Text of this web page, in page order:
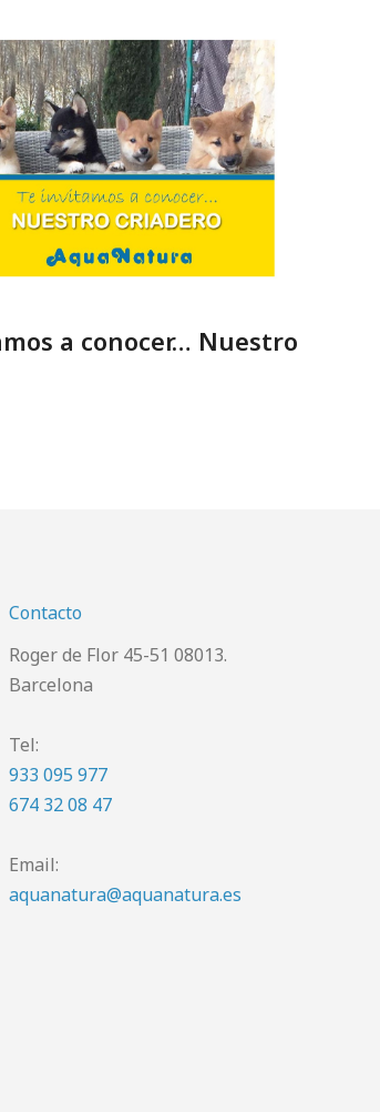
a conocer… Nuestro
Contacto
Roger de Flor 45-51 08013.
Barcelona
Tel:
933 095 977
674 32 08 47
Email:
aquanatura@aquanatura.es